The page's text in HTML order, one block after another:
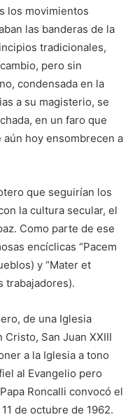
los movimientos
las banderas de la
tradicionales,
pero sin
condensada en la
a su magisterio, se
en un faro que
hoy ensombrecen a
que seguirían los
la cultura secular, el
Como parte de ese
encíclicas “Pacem
y “Mater et
trabajadores).
de una Iglesia
San Juan XXIII
a la Iglesia a tono
al Evangelio pero
Roncalli convocó el
de octubre de 1962.